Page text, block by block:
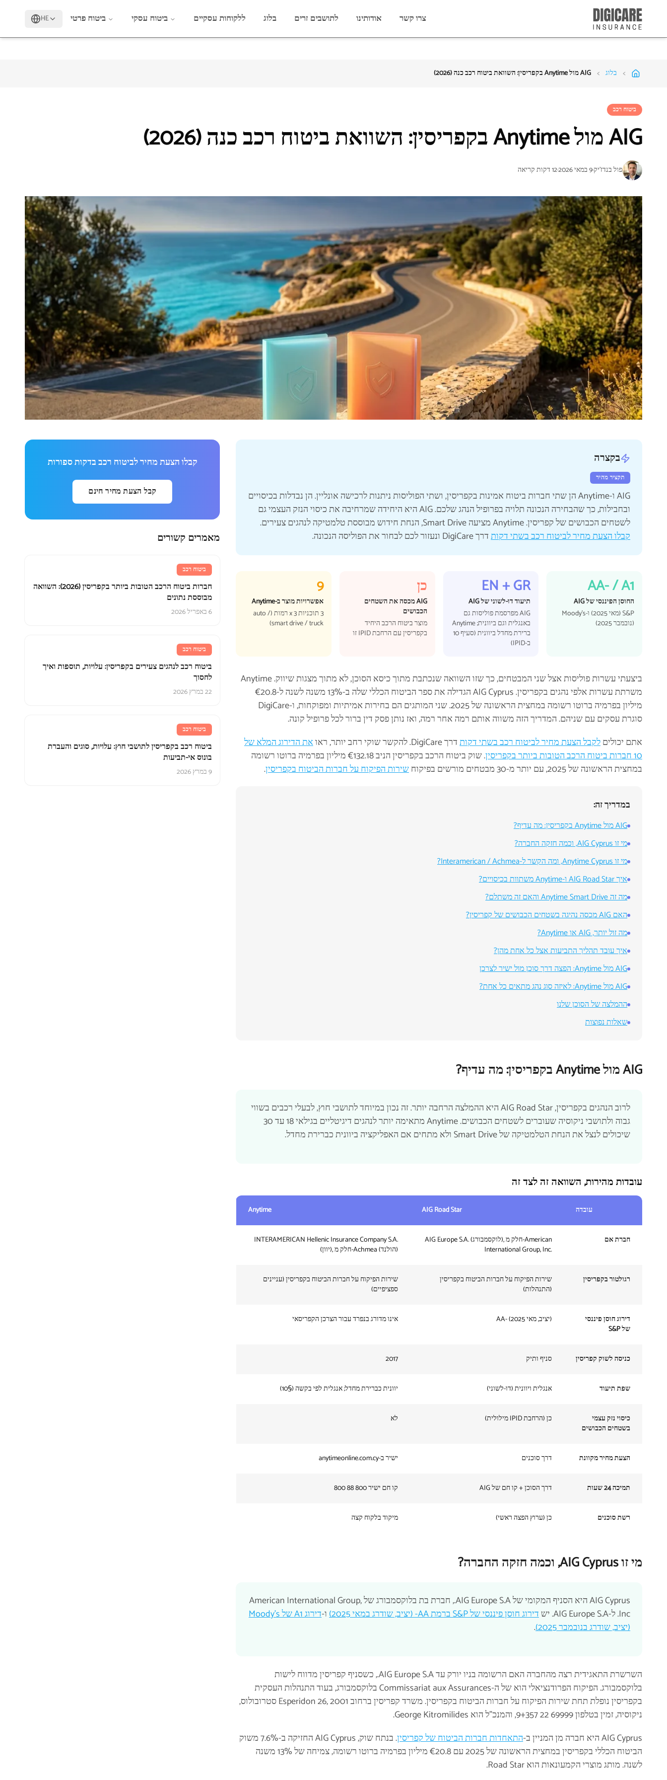
ביטוח פרטי ביטוח עסקי ללקוחות עסקיים בלוג לתושבים זרים אודותינו צרו קשר HE
> בלוג > AIG מול Anytime בקפריסין: השוואת ביטוח רכב כנה (2026)
ביטוח רכב
AIG מול Anytime בקפריסין: השוואת ביטוח רכב כנה (2026)
פול בנדז'יק·9 במאי 2026 ·
12דקות קריאה
בקצרה
תקציר מהיר
AIG ו-Anytime הן שתי חברות ביטוח אמינות בקפריסין, ושתי הפוליסות ניתנות לרכישה אונליין. הן נבדלות בכיסויים
ובחבילות, כך שהבחירה הנכונה תלויה בפרופיל הנהג שלכם. AIG היא היחידה שמרחיבה את כיסוי הנזק העצמי גם
לשטחים הכבושים של קפריסין. Anytime מציעה Smart Drive, הנחת חידוש מבוססת טלמטיקה לנהגים צעירים.
קבלו הצעת מחיר לביטוח רכב בשתי דקותדרך DigiCare ונעזור לכם לבחור את הפוליסה הנכונה.
AA- / A1
החוסן הפיננסי של AIG
S&P (מאי 2025) ו-Moody's
(נובמבר 2025)
EN + GR
תיעוד דו-לשוני של AIG
AIG מפרסמת פוליסות גם
באנגלית וגם ביוונית; Anytime
ברירת מחדל ביוונית (סעיף 10
ב-IPID)
כן
AIG מכסה את השטחים
הכבושים
מוצר ביטוח הרכב היחיד
בקפריסין עם הרחבת IPID זו
9
אפשרויות מוצר ב-Anytime
3 תוכניות x 3 רמות (auto /
smart drive / truck)
ביצעתי עשרות פוליסות אצל שני המבטחים, כך שזו השוואה שנכתבת מתוך כיסא הסוכן, לא מתוך מצגות שיווק. Anytime
משרתת עשרות אלפי נהגים בקפריסין. AIG Cyprus הגדילה את ספר הביטוח הכללי שלה ב-13% משנה לשנה ל-€20.8
מיליון בפרמיה ברוטו רשומה במחצית הראשונה של 2025. שני המותגים הם בחירות אמיתיות ומפוקחות, ו-DigiCare
סוגרת עסקים עם שניהם. המדריך הזה משווה אותם רמה אחר רמה, ואז נותן פסק דין ברור לכל פרופיל קונה.
אתם יכוליםלקבל הצעת מחיר לביטוח רכב בשתי דקותדרך DigiCare. להקשר שוקי רחב יותר, ראו
את הדירוג המלא של
10 חברות ביטוח הרכב הטובות ביותר בקפריסין
. שוק ביטוח הרכב בקפריסין הניב €132.18 מיליון בפרמיה ברוטו רשומה
במחצית הראשונה של 2025, עם יותר מ-30 מבטחים מורשים בפיקוח
שירות הפיקוח על חברות הביטוח בקפריסין.
במדריך זה:
AIG מול Anytime בקפריסין: מה עדיף?
מי זו AIG Cyprus, וכמה חזקה החברה?
מי זו Anytime Cyprus, ומה הקשר ל-Interamerican / Achmea?
איך AIG Road Star ו-Anytime משתוות בכיסויים?
מה זה Anytime Smart Drive והאם זה משתלם?
האם AIG מכסה נהיגה בשטחים הכבושים של קפריסין?
מה זול יותר, AIG או Anytime?
איך עובד תהליך התביעות אצל כל אחת מהן?
AIG מול Anytime: הפצה דרך סוכן מול ישיר לצרכן
AIG מול Anytime: לאיזה סוג נהג מתאים כל אחת?
ההמלצה של הסוכן שלנו
שאלות נפוצות
AIG מול Anytime בקפריסין: מה עדיף?
לרוב הנהגים בקפריסין, AIG Road Star היא ההמלצה הרחבה יותר. זה נכון במיוחד לתושבי חוץ, לבעלי רכבים בשווי
גבוה ולתושבי ניקוסיה שעוברים לשטחים הכבושים. Anytime מתאימה יותר לנהגים דיגיטליים בגילאי 18 עד 30
שיכולים לנצל את הנחת הטלמטיקה של Smart Drive ולא מתחים אם האפליקציה ביוונית כברירת מחדל.
עובדות מהירות, השוואה זה לצד זה
עובדה AIG Road Star
Anytime
חברת אם
AIG Europe S.A. (לוקסמבורג), חלק מ-American
International Group, Inc.
INTERAMERICAN Hellenic Insurance Company S.A.
(יוון), חלק מ-Achmea (הולנד)
רגולטור בקפריסין
שירות הפיקוח על חברות הביטוח בקפריסין
(התנהלות)
שירות הפיקוח על חברות הביטוח בקפריסין (עניינים
ספציפיים)
דירוג חוסן פיננסי
של S&P
AA- (יציב, מאי 2025) אינו מדורג בנפרד עבור הצרכן הקפריסאי
כניסה לשוק קפריסין סניף ותיק 2017
שפת תיעוד אנגלית ויוונית (דו-לשוני) יוונית כברירת מחדל; אנגלית לפי בקשה (§10)
כיסוי נזק עצמי
בשטחים הכבושים
כן (הרחבת IPID מילולית) לא
הצעת מחיר מקוונת דרך סוכנים ישיר ב-anytimeonline.com.cy
תמיכה 24 שעות דרך הסוכן + קו חם של AIG קו חם ישיר 800 88 800
רשת סוכנים כן (ערוץ הפצה ראשי) מיקוד בלקוח קצה
מי זו AIG Cyprus, וכמה חזקה החברה?
AIG Cyprus היא הסניף המקומי של AIG Europe S.A., חברת בת בלוקסמבורג של American International Group,
Inc. ל-AIG Europe S.A. יש
דירוג חוסן פיננסי של S&P ברמת AA- (יציב, שודרג במאי 2025) ו-
דירוג A1 של Moody's
(יציב, שודרג בנובמבר 2025)
.
השרשרת התאגידית רצה מהחברה האם הרשומה בניו יורק עד AIG Europe S.A., כשסניף קפריסין מדווח לישות
בלוקסמבורג. הפיקוח הפרודנציאלי הוא של ה-Commissariat aux Assurances בלוקסמבורג, בעוד התנהלות העסקית
בקפריסין נופלת תחת שירות הפיקוח על חברות הביטוח בקפריסין. משרד קפריסין ברחוב Esperidon 26, 2001 סטרובולוס,
ניקוסיה, זמין בטלפון ⁦+357 22 69999⁩9, והמנכ"ל הוא George Kitromilides.
AIG Cyprus היא חברה מן המניין ב-
התאחדות חברות הביטוח של קפריסין
. בנתח שוק, AIG Cyprus החזיקה ב-7.6% משוק
הביטוח הכללי בקפריסין במחצית הראשונה של 2025 עם €20.8 מיליון בפרמיה ברוטו רשומה, צמיחה של 13% משנה
לשנה. מותג מוצרי הקמעונאות הוא Road Star.
קבלו הצעת מחיר לביטוח רכב בדקות ספורות
קבל הצעת מחיר חינם
מאמרים קשורים
ביטוח רכב
חברות ביטוח הרכב הטובות ביותר בקפריסין (2026): השוואה
מבוססת נתונים
6 באפריל 2026
ביטוח רכב
ביטוח רכב לנהגים צעירים בקפריסין: עלויות, תוספות ואיך
לחסוך
22 במרץ 2026
ביטוח רכב
ביטוח רכב בקפריסין לתושבי חוץ: עלויות, סוגים והעברת
בונוס אי-תביעות
9 במרץ 2026